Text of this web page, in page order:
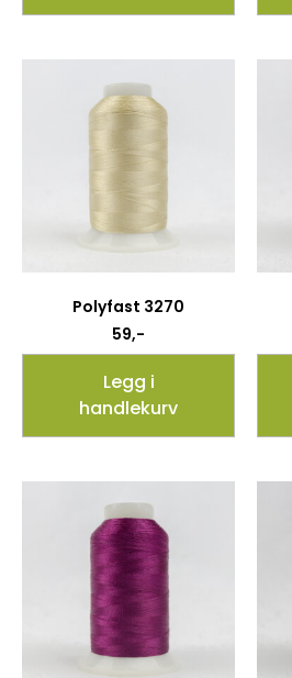
Polyfast 3270
59,-
Legg i
handlekurv